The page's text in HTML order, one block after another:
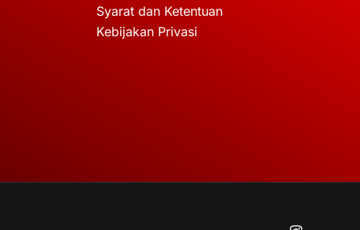
Syarat dan Ketentuan
Kebijakan Privasi